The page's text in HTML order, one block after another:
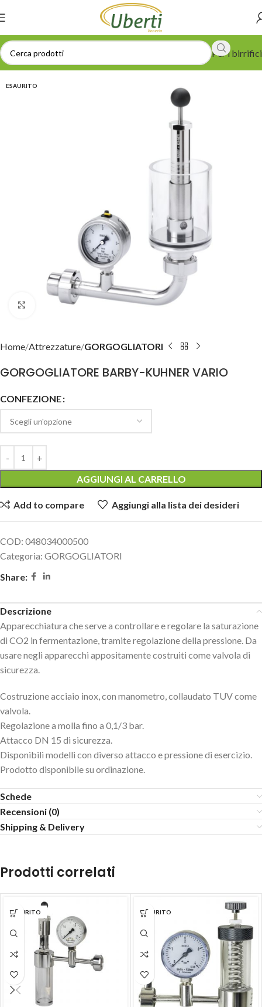
Per i birrifici
ESAURITO
Clicca per ingrandire
Home Attrezzature GORGOGLIATORI
GORGOGLIATORE BARBY-KUHNER VARIO
CONFEZIONE
AGGIUNGI AL CARRELLO
Add to compare Aggiungi alla lista dei desideri
COD: 048034000500
Categoria: GORGOGLIATORI
Share:
Descrizione
Apparecchiatura che serve a controllare e regolare la saturazione
di CO2 in fermentazione, tramite regolazione della pressione. Da
usare negli apparecchi appositamente costruiti come valvola di
sicurezza.
Costruzione acciaio inox, con manometro, collaudato TUV come
valvola.
Regolazione a molla fino a 0,1/3 bar.
Attacco DN 15 di sicurezza.
Disponibili modelli con diverso attacco e pressione di esercizio.
Prodotto disponibile su ordinazione.
Schede
Recensioni (0)
Shipping & Delivery
Prodotti correlati
ESAURITO ESAURITO